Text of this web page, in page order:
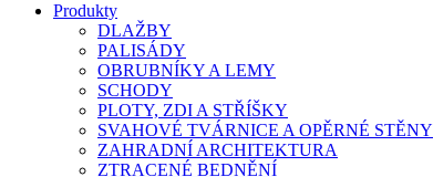
Produkty
DLAŽBY
PALISÁDY
OBRUBNÍKY A LEMY
SCHODY
PLOTY, ZDI A STŘÍŠKY
SVAHOVÉ TVÁRNICE A OPĚRNÉ STĚNY
ZAHRADNÍ ARCHITEKTURA
ZTRACENÉ BEDNĚNÍ